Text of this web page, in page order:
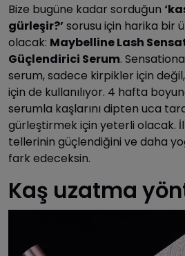
Bize bugüne kadar sorduğun
gürleşir?’sorusu için harika bir
olacak: Maybelline Lash
Güçlendirici Serum.
serum, sadece kirpikler için
için de kullanılıyor. 4 hafta
serumla kaşlarını dipten uca
gürleştirmek için yeterli olacak.
tellerinin güçlendiğini ve daha
fark edeceksin.
Kaş uzatma